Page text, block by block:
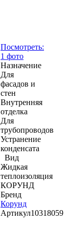
Посмотреть:
1 фото
Назначение
Для
фасадов и
стен
Внутренняя
отделка
Для
трубопроводов
Устранение
конденсата
Вид
Жидкая
теплоизоляция
КОРУНД
Бренд
Корунд
Артикул10318059